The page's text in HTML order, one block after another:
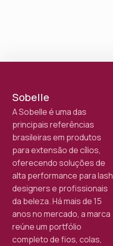
Sobelle
A Sobelle é uma das
principais referências
brasileiras em produtos
para extensão de cílios,
oferecendo soluções de
alta performance para lash
designers e profissionais
da beleza. Há mais de 15
anos no mercado, a marca
reúne um portfólio
completo de fios, colas,